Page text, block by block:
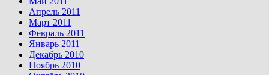
Апрель 2011
Март 2011
Февраль 2011
Январь 2011
Декабрь 2010
Ноябрь 2010